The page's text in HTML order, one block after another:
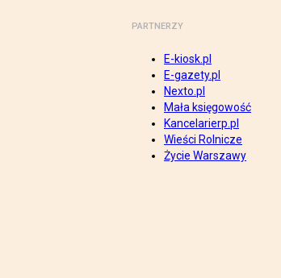
PARTNERZY
E-kiosk.pl
E-gazety.pl
Nexto.pl
Mała księgowość
Kancelarierp.pl
Wieści Rolnicze
Życie Warszawy